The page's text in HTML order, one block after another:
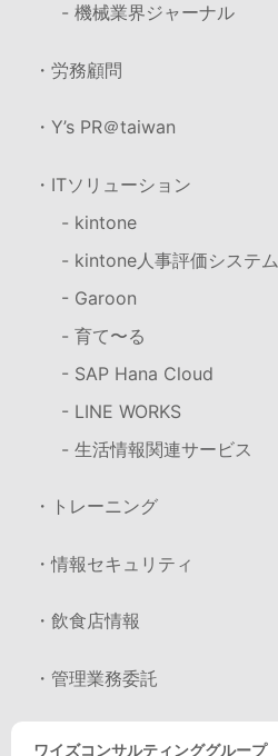
- 機械業界ジャーナル
・労務顧問
・Y’s PR＠taiwan
・ITソリューション
- kintone
- kintone人事評価システム
- Garoon
- 育て〜る
- SAP Hana Cloud
- LINE WORKS
- 生活情報関連サービス
・トレーニング
・情報セキュリティ
・飲食店情報
・管理業務委託
ワイズコンサルティンググループ